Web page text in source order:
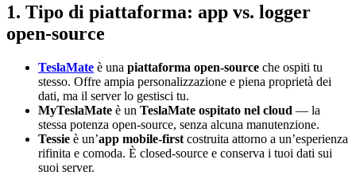
1. Tipo di piattaforma: app vs. logger
open-source
TeslaMate è una piattaforma open-source che ospiti tu
stesso. Offre ampia personalizzazione e piena proprietà dei
dati, ma il server lo gestisci tu.
MyTeslaMate è un TeslaMate ospitato nel cloud — la
stessa potenza open-source, senza alcuna manutenzione.
Tessie è un’app mobile-first costruita attorno a un’esperienza
rifinita e comoda. È closed-source e conserva i tuoi dati sui
suoi server.